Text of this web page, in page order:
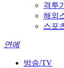
격투기
해외
스포
연예
방송/TV